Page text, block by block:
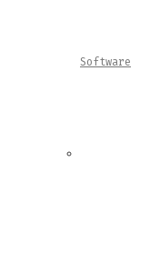
Software